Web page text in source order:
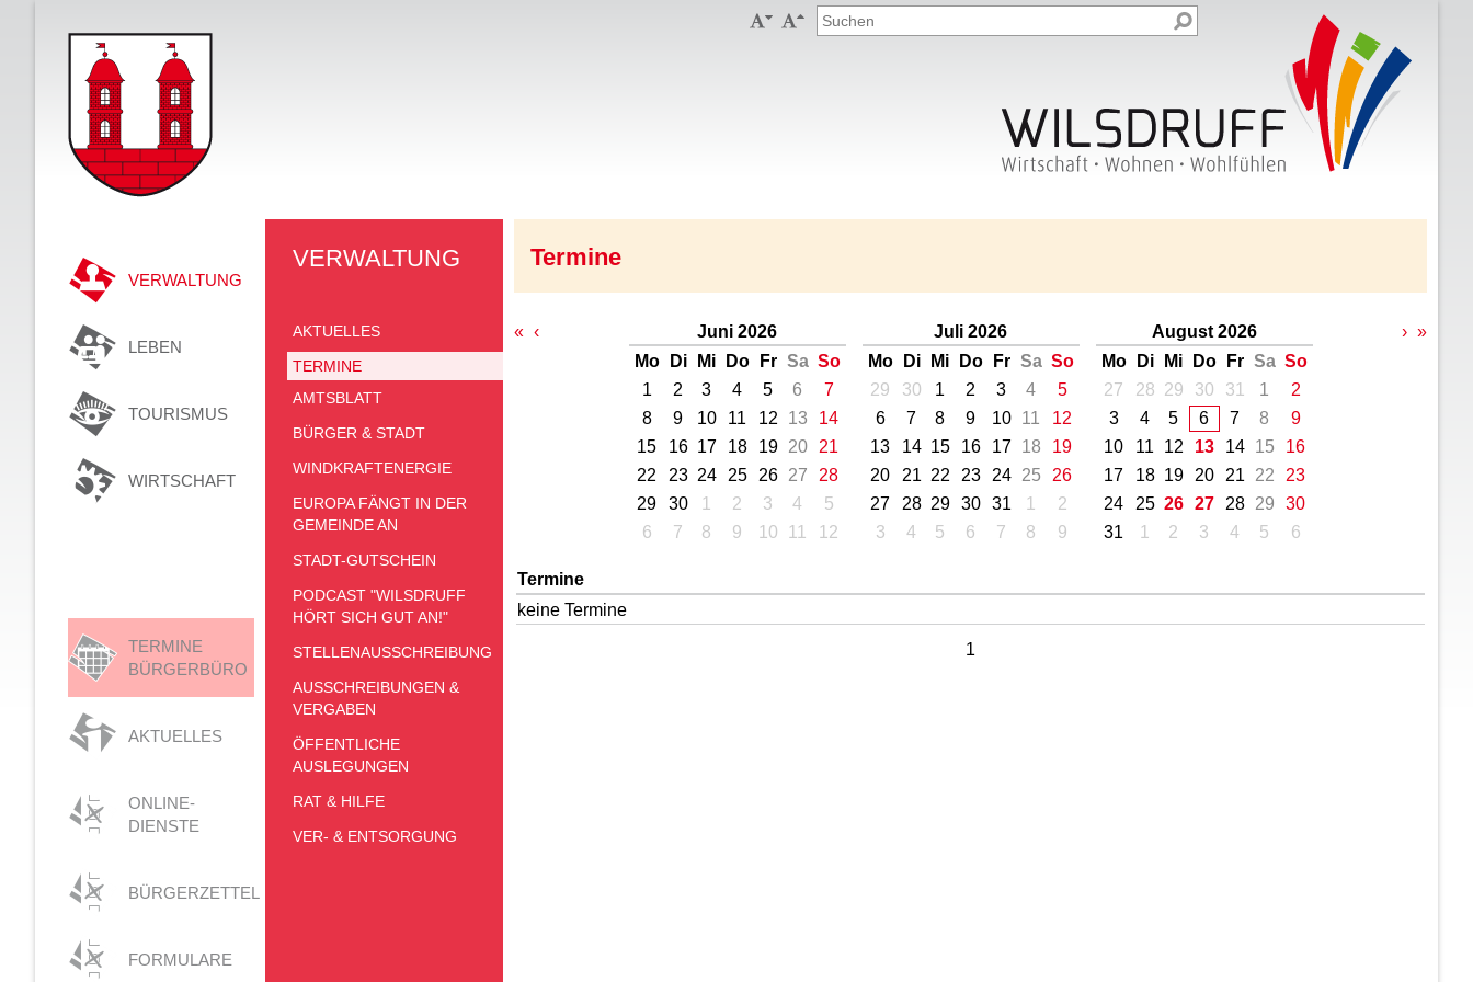
 
VERWALTUNG
LEBEN
TOURISMUS
WIRTSCHAFT
TERMINE
BÜRGERBÜRO
AKTUELLES
ONLINE-
DIENSTE
BÜRGERZETTEL
FORMULARE
VERWALTUNG
AKTUELLES
TERMINE
AMTSBLATT
BÜRGER & STADT
WINDKRAFTENERGIE
EUROPA FÄNGT IN DER
GEMEINDE AN
STADT-GUTSCHEIN
PODCAST "WILSDRUFF
HÖRT SICH GUT AN!"
STELLENAUSSCHREIBUNG
AUSSCHREIBUNGEN &
VERGABEN
ÖFFENTLICHE
AUSLEGUNGEN
RAT & HILFE
VER- & ENTSORGUNG
Termine
« ‹
Juni 2026
Mo
Di Mi Do Fr Sa So
1
2 3 4 5 6
7
8
9 10 11 12 13
14
15
16 17 18 19 20
21
22
23 24 25 26 27
28
29
30 1 2 3 4
5
6
7 8 9 10 11 12
Juli 2026
Mo
Di Mi Do Fr Sa So
29
30 1 2 3 4
5
6
7 8 9 10 11
12
13
14 15 16 17 18
19
20
21 22 23 24 25
26
27
28 29 30 31 1
2
3
4 5 6 7 8 9
August 2026
Mo
Di Mi Do Fr Sa So
27
28 29 30 31 1
2
3
4 5 6 7 8
9
10
11 12 13 14 15
16
17
18 19 20 21 22
23
24
25 26 27 28 29
30
31
1 2 3 4 5 6
› »
Termine
keine Termine
1